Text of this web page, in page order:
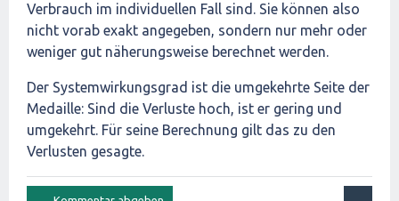
Verbrauch im individuellen Fall sind. Sie können also
nicht vorab exakt angegeben, sondern nur mehr oder
weniger gut näherungsweise berechnet werden.
Der Systemwirkungsgrad ist die umgekehrte Seite der
Medaille: Sind die Verluste hoch, ist er gering und
umgekehrt. Für seine Berechnung gilt das zu den
Verlusten gesagte.